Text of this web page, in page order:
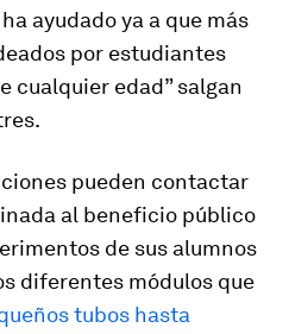
ayudado ya a que más
por estudiantes
cualquier edad” salgan
pueden contactar
al beneficio público
de sus alumnos
diferentes módulos que
tubos hasta